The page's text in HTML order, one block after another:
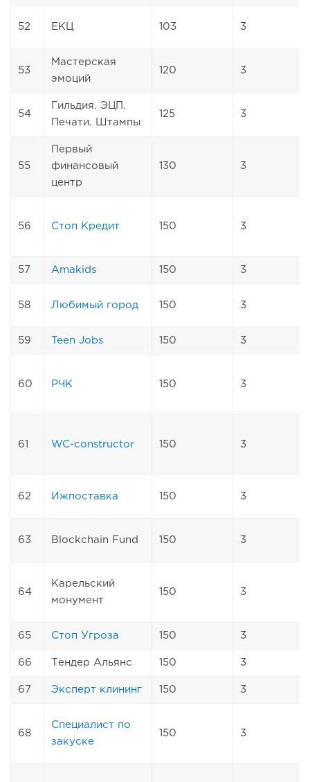
52 ЕКЦ 103 3
53
Мастерская
эмоций
120 3
54
Гильдия. ЭЦП.
Печати. Штампы
125 3
55
Первый
финансовый
центр
130 3
56 Стоп Кредит 150 3
57 Amakids 150 3
58 Любимый город 150 3
59 Teen Jobs 150 3
60 РЧК 150 3
61 WC-constructor 150 3
62 Ижпоставка 150 3
63 Blockchain Fund 150 3
64
Карельский
монумент
150 3
65 Стоп Угроза 150 3
66 Тендер Альянс 150 3
67 Эксперт клининг 150 3
68
Специалист по
закуске
150 3